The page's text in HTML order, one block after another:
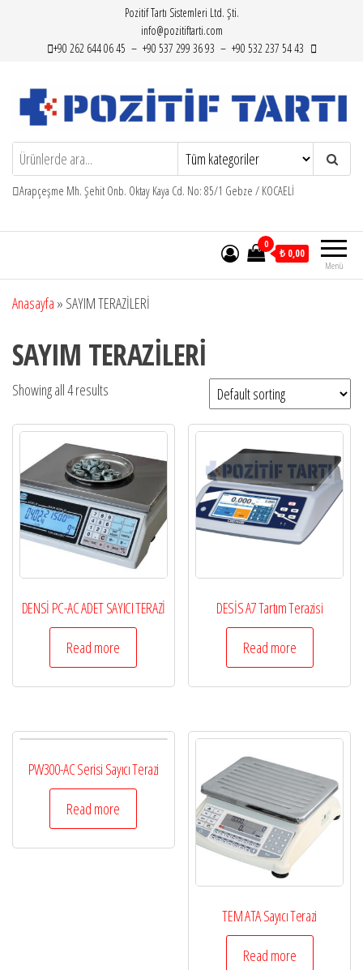
Pozitif Tartı Sistemleri Ltd. Şti.
info@pozitiftarti.com
+90 262 644 06 45 – +90 537 299 36 93 – +90 532 237 54 43
Pozitif Tartı Tartımın adresi…
Arapçeşme Mh. Şehit Onb. Oktay Kaya Cd. No: 85/1 Gebze / KOCAELİ
Menü
0
₺ 0,00
Anasayfa » SAYIM TERAZİLERİ
SAYIM TERAZİLERİ
Showing all 4 results
DENSİ PC-AC ADET SAYICI TERAZİ
Read more
DESİS A7 Tartım Terazisi
Read more
PW300-AC Serisi Sayıcı Terazi
Read more
TEM ATA Sayıcı Terazi
Read more